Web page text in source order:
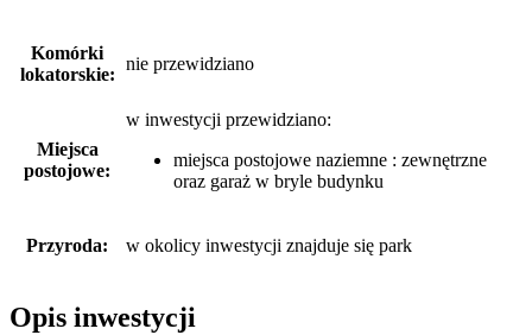
Komórki
lokatorskie:
nie przewidziano
Miejsca
postojowe:
w inwestycji przewidziano:
miejsca postojowe naziemne : zewnętrzne
oraz garaż w bryle budynku
Przyroda: w okolicy inwestycji znajduje się park
Opis inwestycji